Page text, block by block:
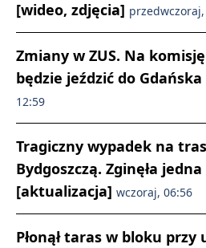
[wideo, zdjęcia]
Zmiany w ZUS. Na
będzie jeździć do
12:59
Tragiczny wypadek na
Bydgoszczą. Zginęła
[aktualizacja] wczoraj, 06:56
Płonął taras w bloku